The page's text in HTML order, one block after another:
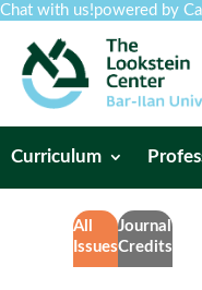
Chat with us!powered by
Curriculum
All
Issues
Journal
Credits